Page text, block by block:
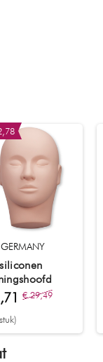
€ 29,49